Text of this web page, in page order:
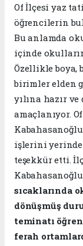
Of İlçesi yaz
öğrencilerin
Bu anlamda
içinde
Özellikle boya,
birimler elden
yılına hazır
amaçlanıyor.
işlerini yerinde
teşekkür etti.
sıcaklarında
dönüşmüş
teminatı
ferah